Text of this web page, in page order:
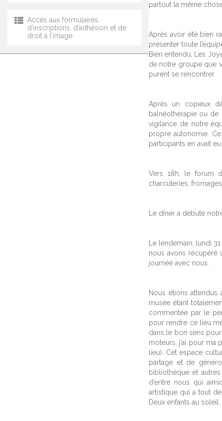
Accès aux formulaires
d’inscriptions, d’adhésion et de
droit à l’image
partout la même
Après avoir été bien
présenter toute
Bien entendu, Les
de notre groupe que
purent se rencontrer.
Après un copieux
balnéothérapie ou de
vigilance de notre
propre autonomie.
participants en avait
Vers 18h, le forum
charcuteries,
Le dîner a débuté
Le lendemain, lundi
nous avons récupéré
journée avec nous.
Nous étions attendus
musée étant
commentée par le
pour rendre ce lieu
dans le bon sens
moteurs, j’ai pour ma
lieu). Cet espace
partage et de
bibliothèque et
d’entre nous qui
artistique qui a tout
Deux enfants au